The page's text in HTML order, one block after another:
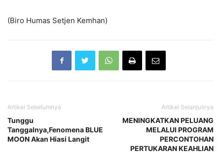
(Biro Humas Setjen Kemhan)
Artikel Sebelumnya
Tunggu
Tanggalnya,Fenomena BLUE
MOON Akan Hiasi Langit
Artikel Selanjutnya
MENINGKATKAN PELUANG
MELALUI PROGRAM
PERCONTOHAN
PERTUKARAN KEAHLIAN